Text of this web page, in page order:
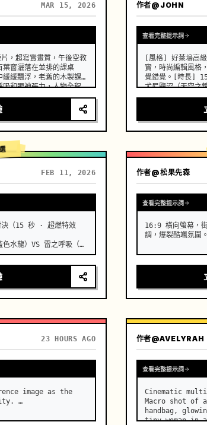
MAR 15, 2026
，超寫實畫質，午後空教
葉窗灑落在並排的課桌
緩飄浮，老舊的木製課
和眼神張力，人物全程
，沒有變形、漂移或瑕
起伏，淺景深，奶油般模
，8K 銳利，日系青春克制
作者@JOHN
查看完整提示詞
[風格] 好萊塢高
實，時尚編輯風
覺錯覺。[時長]
尤尼鹽沼（天空之
面完美地反射一切
的冷色調。
瓷肌。攝影機位置
動作：一位具有高
兒，在水面上酷酷
是一件由流動的、
她…
FEB 11, 2026
決（15 秒 · 超燃特效
色水龍）VS 雷之呼吸（金
作者@松果先森
查看完整提示詞
16:9 橫向螢幕，
調，爆裂酷颯氛圍
23 HOURS AGO
image as the
…
作者@AVELYRAH
查看完整提示詞
Cinematic
Macro shot of
handbag,
tiny woman in